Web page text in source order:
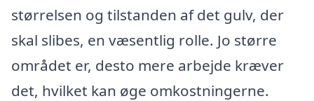
størrelsen og tilstanden af det gulv, der
skal slibes, en væsentlig rolle. Jo større
området er, desto mere arbejde kræver
det, hvilket kan øge omkostningerne.